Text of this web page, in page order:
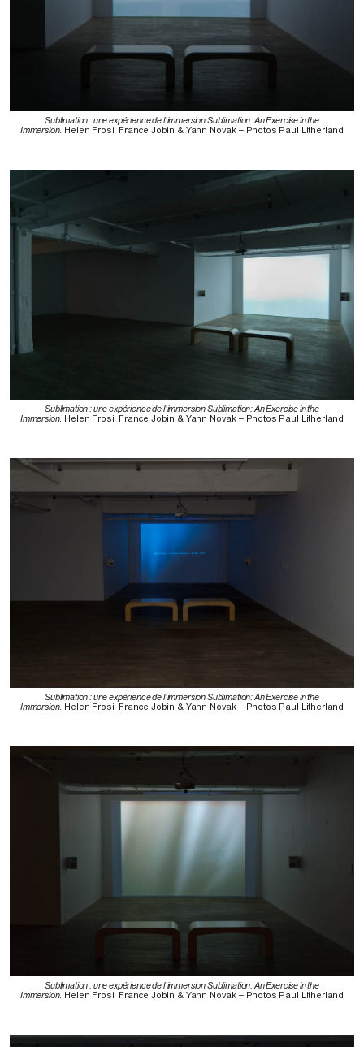
Sublimation : une expérience de l’immersion Sublimation: An Exercise in the
Immersion. Helen Frosi, France Jobin & Yann Novak – Photos Paul Litherland
Sublimation : une expérience de l’immersion Sublimation: An Exercise in the
Immersion. Helen Frosi, France Jobin & Yann Novak – Photos Paul Litherland
Sublimation : une expérience de l’immersion Sublimation: An Exercise in the
Immersion. Helen Frosi, France Jobin & Yann Novak – Photos Paul Litherland
Sublimation : une expérience de l’immersion Sublimation: An Exercise in the
Immersion. Helen Frosi, France Jobin & Yann Novak – Photos Paul Litherland